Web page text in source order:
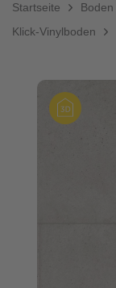
Startseite Boden
Klick-Vinylboden